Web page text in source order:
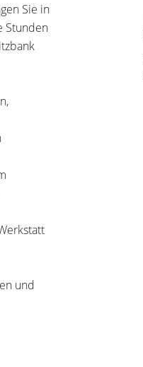
Sie in
Stunden
und